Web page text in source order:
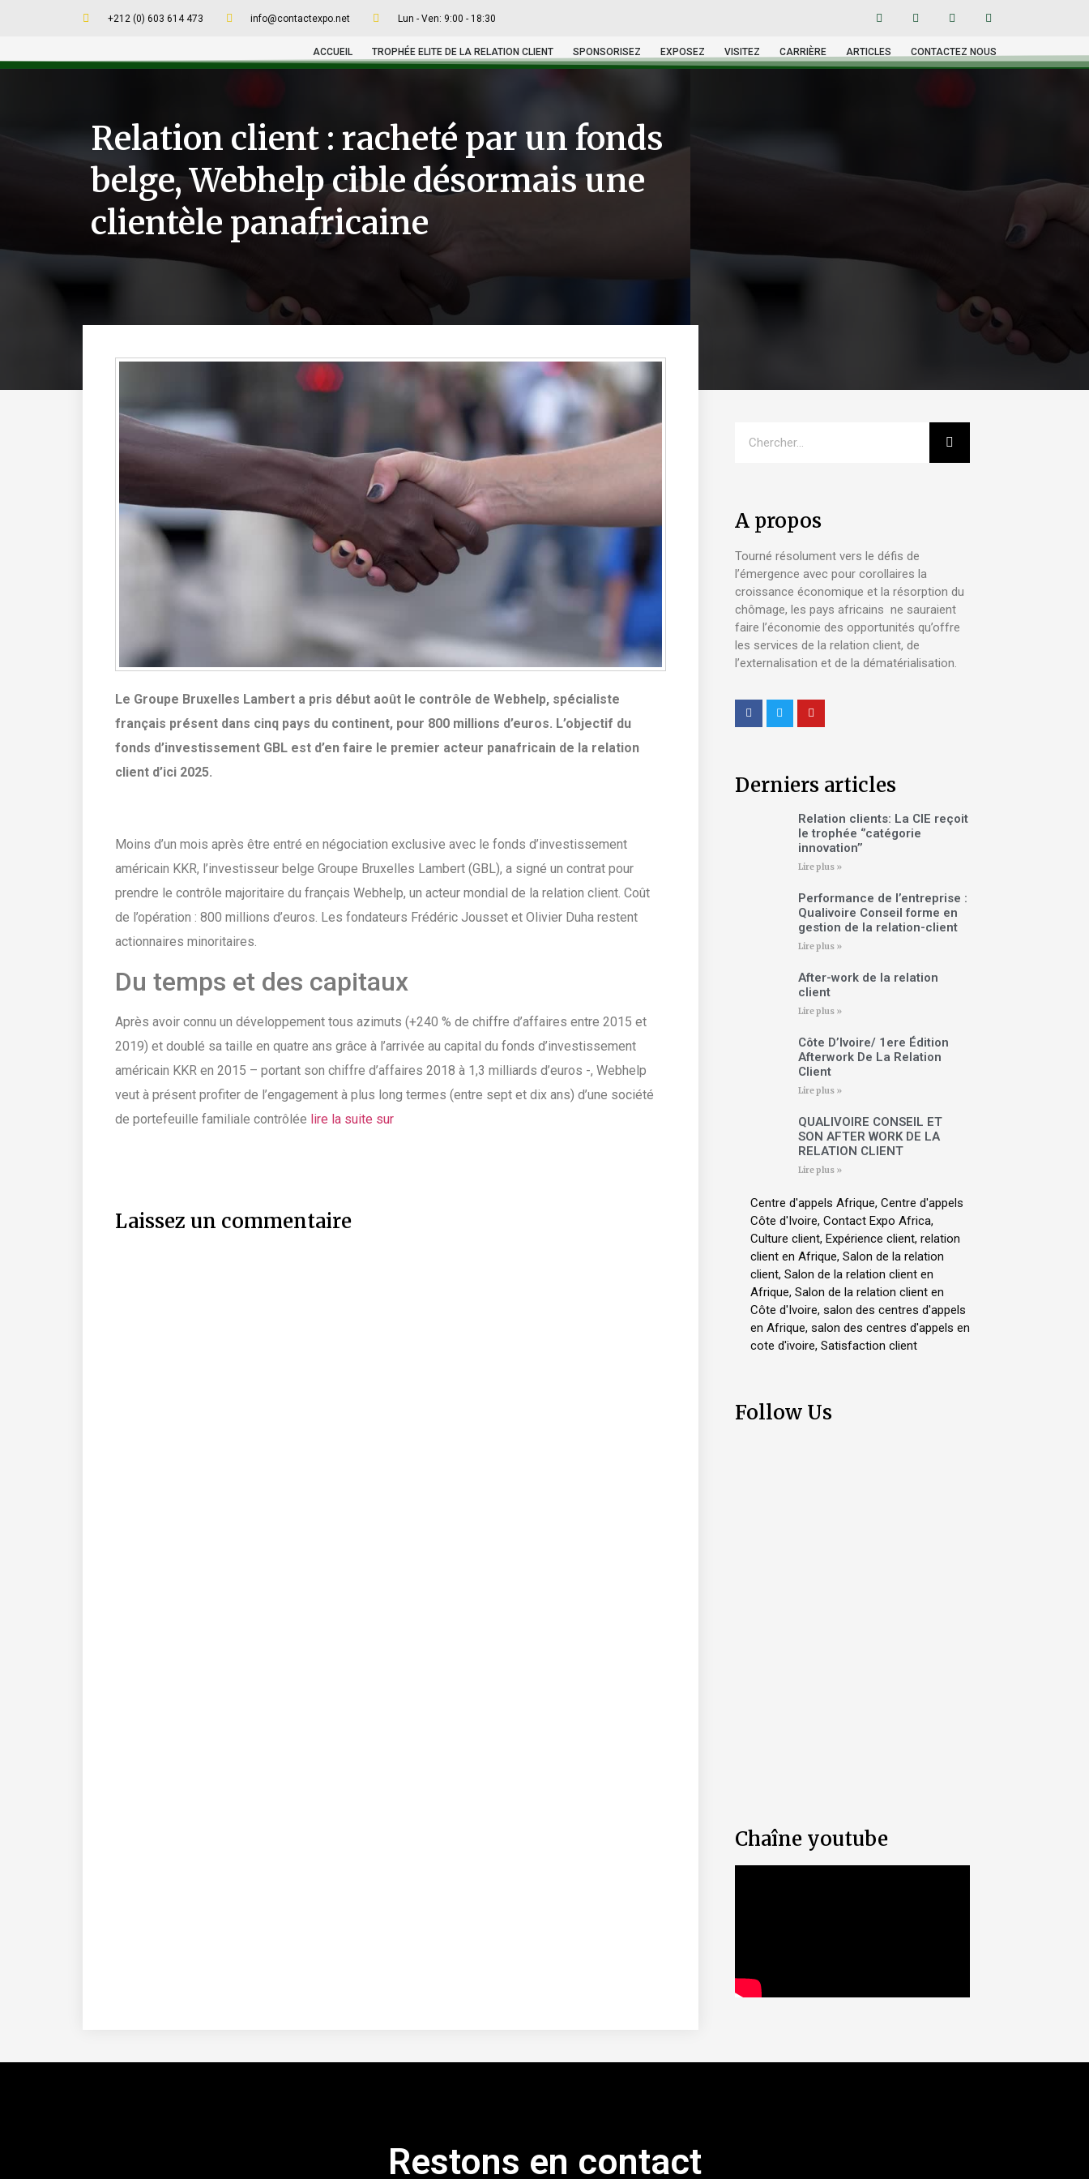
+212 (0) 603 614 473 info@contactexpo.net Lun - Ven: 9:00 - 18:30
ACCUEIL TROPHÉE ELITE DE LA RELATION CLIENT SPONSORISEZ EXPOSEZ VISITEZ CARRIÈRE ARTICLES CONTACTEZ NOUS
Relation client : racheté par un fonds
belge, Webhelp cible désormais une
clientèle panafricaine
Le Groupe Bruxelles Lambert a pris début août le contrôle de Webhelp, spécialiste
français présent dans cinq pays du continent, pour 800 millions d’euros. L’objectif du
fonds d’investissement GBL est d’en faire le premier acteur panafricain de la relation
client d’ici 2025.
Moins d’un mois après être entré en négociation exclusive avec le fonds d’investissement
américain KKR, l’investisseur belge Groupe Bruxelles Lambert (GBL), a signé un contrat pour
prendre le contrôle majoritaire du français Webhelp, un acteur mondial de la relation client. Coût
de l’opération : 800 millions d’euros. Les fondateurs Frédéric Jousset et Olivier Duha restent
actionnaires minoritaires.
Du temps et des capitaux
Après avoir connu un développement tous azimuts (+240 % de chiffre d’affaires entre 2015 et
2019) et doublé sa taille en quatre ans grâce à l’arrivée au capital du fonds d’investissement
américain KKR en 2015 – portant son chiffre d’affaires 2018 à 1,3 milliards d’euros -, Webhelp
veut à présent profiter de l’engagement à plus long termes (entre sept et dix ans) d’une société
de portefeuille familiale contrôlée lire la suite sur
Laissez un commentaire
A propos
Tourné résolument vers le défis de
l’émergence avec pour corollaires la
croissance économique et la résorption du
chômage, les pays africains ne sauraient
faire l’économie des opportunités qu’offre
les services de la relation client, de
l’externalisation et de la dématérialisation.
Derniers articles
Relation clients: La CIE reçoit
le trophée ‘’catégorie
innovation’’
Lire plus »
Performance de l’entreprise :
Qualivoire Conseil forme en
gestion de la relation-client
Lire plus »
After-work de la relation
client
Lire plus »
Côte D’Ivoire/ 1ere Édition
Afterwork De La Relation
Client
Lire plus »
QUALIVOIRE CONSEIL ET
SON AFTER WORK DE LA
RELATION CLIENT
Lire plus »
Centre d'appels Afrique, Centre d'appels
Côte d'Ivoire, Contact Expo Africa,
Culture client, Expérience client, relation
client en Afrique, Salon de la relation
client, Salon de la relation client en
Afrique, Salon de la relation client en
Côte d'Ivoire, salon des centres d'appels
en Afrique, salon des centres d'appels en
cote d'ivoire, Satisfaction client
Follow Us
Chaîne youtube
Restons en contact